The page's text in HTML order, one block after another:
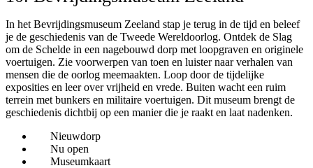
In het Bevrijdingsmuseum Zeeland stap je terug in de tijd en beleef
je de geschiedenis van de Tweede Wereldoorlog. Ontdek de Slag
om de Schelde in een nagebouwd dorp met loopgraven en originele
voertuigen. Zie voorwerpen van toen en luister naar verhalen van
mensen die de oorlog meemaakten. Loop door de tijdelijke
exposities en leer over vrijheid en vrede. Buiten wacht een ruim
terrein met bunkers en militaire voertuigen. Dit museum brengt de
geschiedenis dichtbij op een manier die je raakt en laat nadenken.
Nieuwdorp
Nu open
Museumkaart